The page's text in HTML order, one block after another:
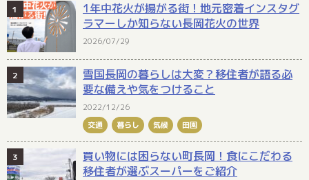
1年中花火が揚がる街！地元密着インスタグ
ラマーしか知らない長岡花火の世界
2026/07/29
雪国長岡の暮らしは大変？移住者が語る必
要な備えや気をつけること
2022/12/26
交通
暮らし 気候 田園
買い物には困らない町長岡！食にこだわる
移住者が選ぶスーパーをご紹介